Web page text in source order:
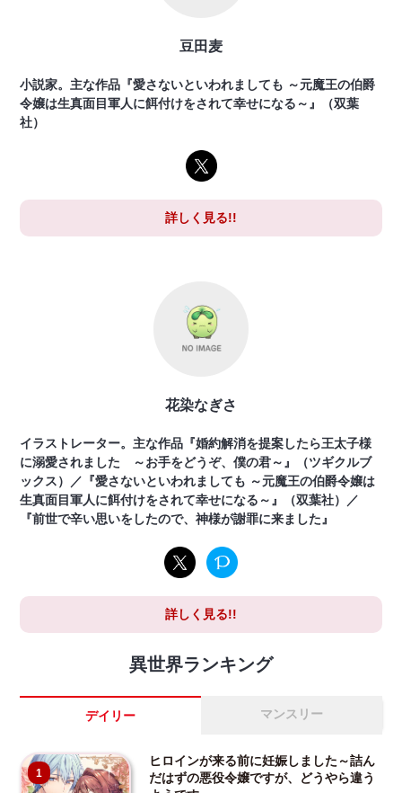
豆田麦
小説家。主な作品『愛さないといわれましても ～元魔王の伯爵
令嬢は生真面目軍人に餌付けをされて幸せになる～』（双葉
社）
詳しく見る!!
花染なぎさ
イラストレーター。主な作品『婚約解消を提案したら王太子様
に溺愛されました ～お手をどうぞ、僕の君～』（ツギクルブ
ックス）／『愛さないといわれましても ～元魔王の伯爵令嬢は
生真面目軍人に餌付けをされて幸せになる～』（双葉社）／
『前世で辛い思いをしたので、神様が謝罪に来ました』
詳しく見る!!
異世界ランキング
デイリー マンスリー
1
ヒロインが来る前に妊娠しました～詰ん
だはずの悪役令嬢ですが、どうやら違う